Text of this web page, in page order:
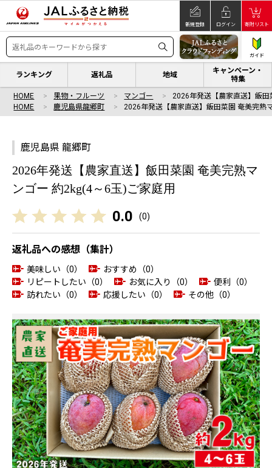
新規登録 ログイン 寄附リスト
ガイド
ランキング 返礼品 地域
キャンペーン・
特集
HOME 果物・フルーツ マンゴー
2026年発送【農家直送】飯
HOME
鹿児島県龍郷町 2026年発送【農家直送】飯田菜園 奄美完熟
鹿児島県 龍郷町
2026年発送【農家直送】飯田菜園 奄美完熟マ
ンゴー 約2kg(4～6玉)ご家庭用
0.0 (0)
返礼品への感想（集計）
美味しい（0）
おすすめ（0）
リピートしたい（0）
お気に入り（0）
便利（0）
訪れたい（0）
応援したい（0） その他（0）